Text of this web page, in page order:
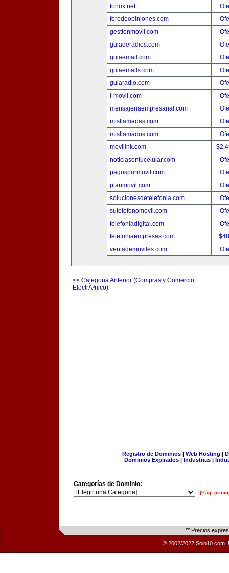
fonox.net
forodeopiniones.com
gestionmovil.com
guiaderadios.com
guiaemail.com
guiaemails.com
guiaradio.com
i-movil.com
mensajeriaempresarial.com
misllamadas.com
misllamados.com
movilink.com
noticiasentucelular.com
pagospormovil.com
planmovil.com
solucionesdetelefonia.com
sutelefonomovil.com
telefoniadigital.com
telefoniaempresas.com
ventademoviles.com
<< Categoria Anterior (Compras y Comercio
ElectrÃ³nico)
Registro de Dominios| Web Hosting |
Dominios Expirados | Industrias |
Categorías de Dominio:
[Pág.
** Precios
© 2002/2022 Solo10.com